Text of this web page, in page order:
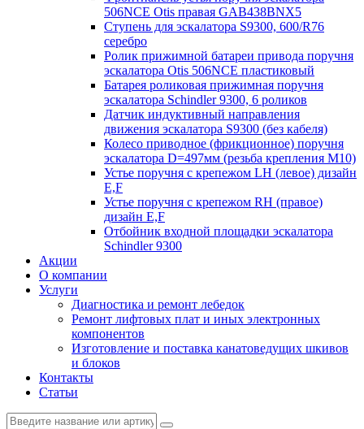
506NCE Otis правая GAB438BNX5
Ступень для эскалатора S9300, 600/R76
серебро
Ролик прижимной батареи привода поручня
эскалатора Otis 506NCE пластиковый
Батарея роликовая прижимная поручня
эскалатора Schindler 9300, 6 роликов
Датчик индуктивный направления
движения эскалатора S9300 (без кабеля)
Колесо приводное (фрикционное) поручня
эскалатора D=497мм (резьба крепления M10)
Устье поручня с крепежом LH (левое) дизайн
E,F
Устье поручня с крепежом RH (правое)
дизайн E,F
Отбойник входной площадки эскалатора
Schindler 9300
Акции
О компании
Услуги
Диагностика и ремонт лебедок
Ремонт лифтовых плат и иных электронных
компонентов
Изготовление и поставка канатоведущих шкивов
и блоков
Контакты
Статьи